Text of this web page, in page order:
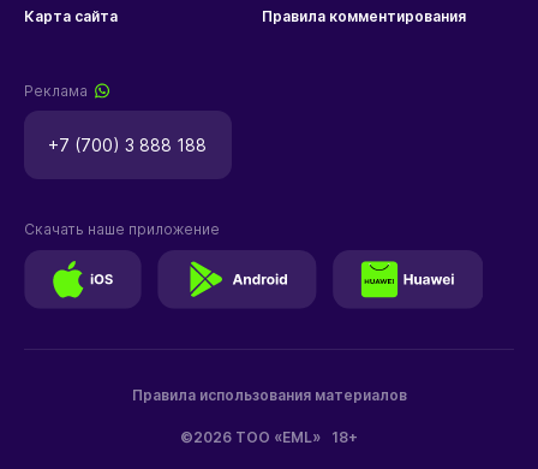
Карта сайта Правила комментирования
Реклама
+7 (700) 3 888 188
©2026 ТОО «EML» 18+
Правила использования материалов
Скачать наше приложение